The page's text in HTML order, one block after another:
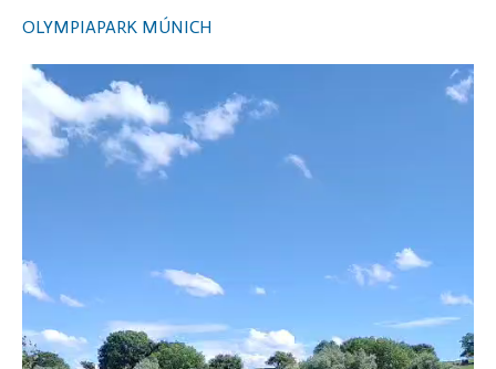
OLYMPIAPARK MÚNICH
Video
Player